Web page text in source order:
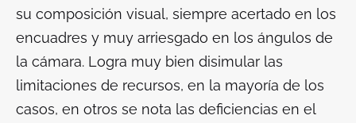
su composición visual, siempre acertado en los
encuadres y muy arriesgado en los ángulos de
la cámara. Logra muy bien disimular las
limitaciones de recursos, en la mayoría de los
casos, en otros se nota las deficiencias en el